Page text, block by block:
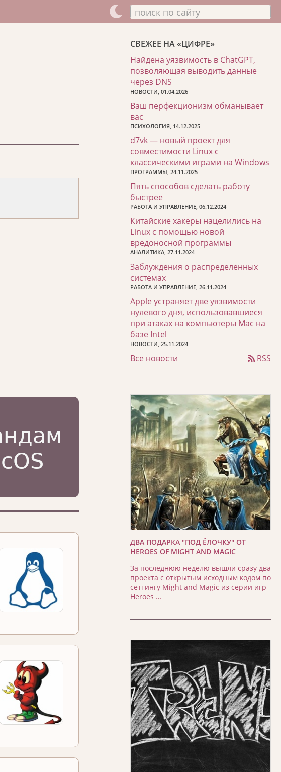
поиск по сайту
СВЕЖЕЕ НА «ЦИФРЕ»
Найдена уязвимость в ChatGPT,
позволяющая выводить данные
через DNS
НОВОСТИ, 01.04.2026
Ваш перфекционизм обманывает
вас
ПСИХОЛОГИЯ, 14.12.2025
d7vk — новый проект для
совместимости Linux с
классическими играми на Windows
ПРОГРАММЫ, 24.11.2025
Пять способов сделать работу
быстрее
РАБОТА И УПРАВЛЕНИЕ, 06.12.2024
Китайские хакеры нацелились на
Linux с помощью новой
вредоносной программы
АНАЛИТИКА, 27.11.2024
Заблуждения о распределенных
системах
РАБОТА И УПРАВЛЕНИЕ, 26.11.2024
Apple устраняет две уязвимости
нулевого дня, использовавшиеся
при атаках на компьютеры Mac на
базе Intel
НОВОСТИ, 25.11.2024
Все новости RSS
ДВА ПОДАРКА "ПОД ЁЛОЧКУ" ОТ
HEROES OF MIGHT AND MAGIC
За последнюю неделю вышли сразу два
проекта с открытым исходным кодом по
сеттингу Might and Magic из серии игр
Heroes …